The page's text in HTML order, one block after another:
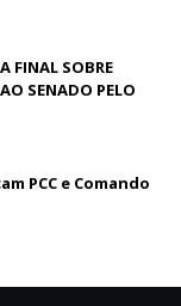
FINAL SOBRE
SENADO PELO
PCC e Comando